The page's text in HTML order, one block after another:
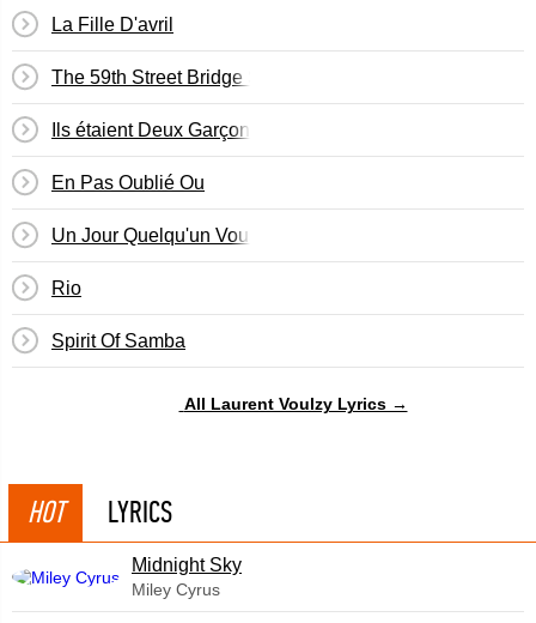
La Fille D'avril
The 59th Street Bridge Song - Feelin' Groovy
Ils étaient Deux Garçons
En Pas Oublié Ou
Un Jour Quelqu'un Vous Embrasse
Rio
Spirit Of Samba
All Laurent Voulzy Lyrics →
HOT LYRICS
Midnight Sky
Miley Cyrus